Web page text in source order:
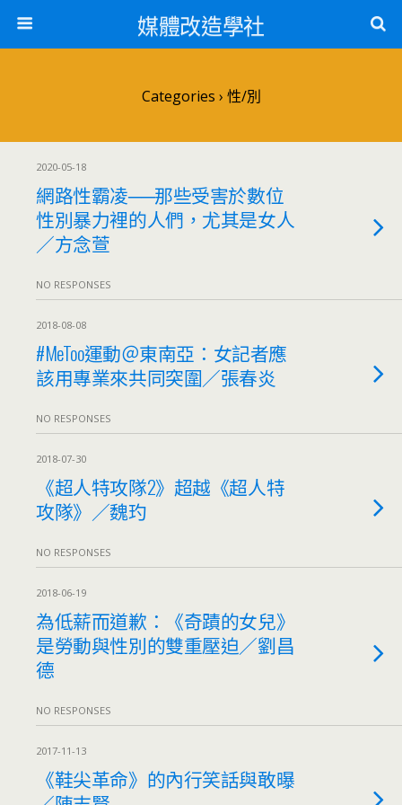
媒體改造學社
Categories › 性/別
2020-05-18
網路性霸凌──那些受害於數位
性別暴力裡的人們，尤其是女人
／方念萱
NO RESPONSES
2018-08-08
#MeToo運動＠東南亞：女記者應
該用專業來共同突圍／張春炎
NO RESPONSES
2018-07-30
《超人特攻隊2》超越《超人特
攻隊》／魏玓
NO RESPONSES
2018-06-19
為低薪而道歉：《奇蹟的女兒》
是勞動與性別的雙重壓迫／劉昌
德
NO RESPONSES
2017-11-13
《鞋尖革命》的內行笑話與敢曝